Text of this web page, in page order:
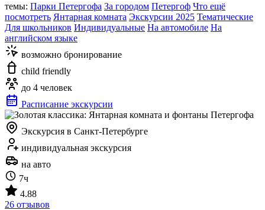
темы: Парки Петергофа За городом Петергоф Что ещё
посмотреть Янтарная комната Экскурсии 2025 Тематические
Для школьников Индивидуальные На автомобиле На
английском языке
возможно бронирование
child friendly
до 4 человек
Расписание экскурсии
Экскурсия в Санкт-Петербурге
индивидуальная экскурсия
на авто
7ч
4.88
26 отзывов